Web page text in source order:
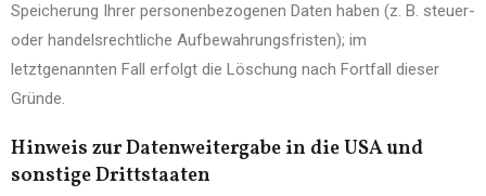
Speicherung Ihrer personenbezogenen Daten haben (z. B. steuer-
oder handelsrechtliche Aufbewahrungsfristen); im
letztgenannten Fall erfolgt die Löschung nach Fortfall dieser
Gründe.
Hinweis zur Datenweitergabe in die USA und
sonstige Drittstaaten